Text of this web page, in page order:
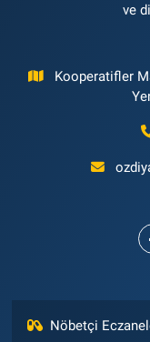
ve
Kooperatifler
Nöbetçi